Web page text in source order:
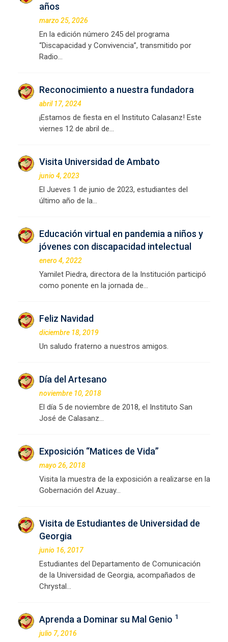
años
marzo 25, 2026
En la edición número 245 del programa
“Discapacidad y Convivencia”, transmitido por
Radio…
Reconocimiento a nuestra fundadora
abril 17, 2024
¡Estamos de fiesta en el Instituto Calasanz! Este
viernes 12 de abril de…
Visita Universidad de Ambato
junio 4, 2023
El Jueves 1 de junio de 2023, estudiantes del
último año de la…
Educación virtual en pandemia a niños y
jóvenes con discapacidad intelectual
enero 4, 2022
Yamilet Piedra, directora de la Institución participó
como ponente en la jornada de…
Feliz Navidad
diciembre 18, 2019
Un saludo fraterno a nuestros amigos.
Día del Artesano
noviembre 10, 2018
El día 5 de noviembre de 2018, el Instituto San
José de Calasanz…
Exposición “Matices de Vida”
mayo 26, 2018
Visita la muestra de la exposición a realizarse en la
Gobernación del Azuay…
Visita de Estudiantes de Universidad de
Georgia
junio 16, 2017
Estudiantes del Departamento de Comunicación
de la Universidad de Georgia, acompañados de
Chrystal…
Aprenda a Dominar su Mal Genio 1
julio 7, 2016